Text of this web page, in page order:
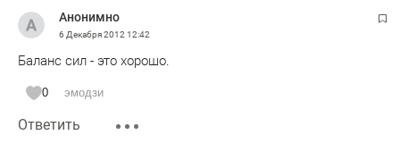
Анонимно
6 Декабря 2012 12:42
Баланс сил - это хорошо.
0 эмодзи
Ответить